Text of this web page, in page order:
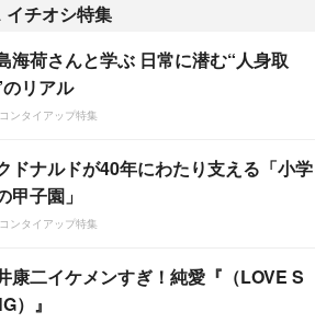
イチオシ特集
海荷さんと学ぶ 日常に潜む“人身取
のリアル
ンタイアップ特集
ドナルドが40年にわたり支える「小学
甲子園」
ンタイアップ特集
康二イケメンすぎ！純愛『（LOVE S
）』